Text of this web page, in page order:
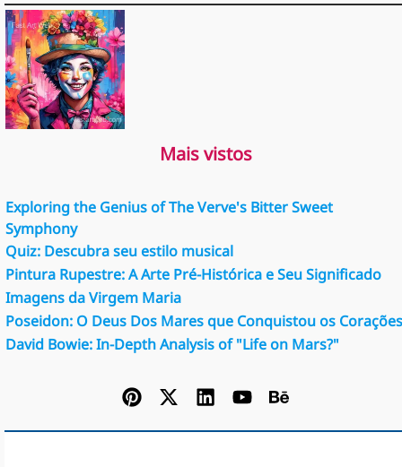
Mais vistos
Exploring the Genius of The Verve's Bitter Sweet
Symphony
Quiz: Descubra seu estilo musical
Pintura Rupestre: A Arte Pré-Histórica e Seu Significado
Imagens da Virgem Maria
Poseidon: O Deus Dos Mares que Conquistou os Corações
David Bowie: In-Depth Analysis of "Life on Mars?"